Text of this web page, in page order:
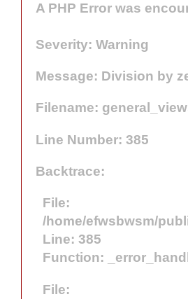
A PHP Error was
Severity: Warning
Message: Division by
Filename:
Line Number: 385
Backtrace:
File:
/home/efwsbwsm/
Line: 385
Function:
File: